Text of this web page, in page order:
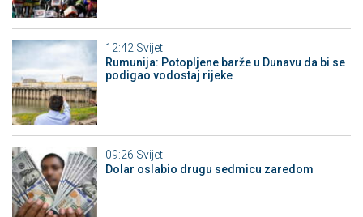
12:42 Svijet
Rumunija: Potopljene barže u Dunavu da bi se
podigao vodostaj rijeke
09:26 Svijet
Dolar oslabio drugu sedmicu zaredom